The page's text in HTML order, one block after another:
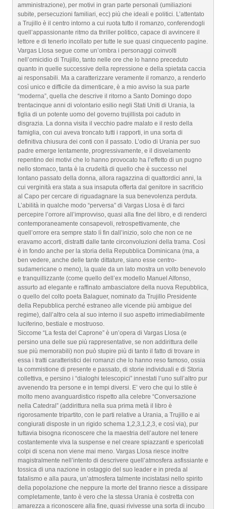
amministrazione), per motivi in gran parte personali (umiliazioni
subite, persecuzioni familiari, ecc) più che ideali e politici. L’attentato
a Trujillo è il centro intorno a cui ruota tutto il romanzo, conferendogli
quell’appassionante ritmo da thriller politico, capace di avvincere il
lettore e di tenerlo incollato per tutte le sue quasi cinquecento pagine.
Vargas Llosa segue come un’ombra i personaggi coinvolti
nell’omicidio di Trujillo, tanto nelle ore che lo hanno preceduto
quanto in quelle successive della repressione e della spietata caccia
ai responsabili. Ma a caratterizzare veramente il romanzo, a renderlo
così unico e difficile da dimenticare, è a mio avviso la sua parte
“moderna”, quella che descrive il ritorno a Santo Domingo dopo
trentacinque anni di volontario esilio negli Stati Uniti di Urania, la
figlia di un potente uomo del governo trujillista poi caduto in
disgrazia. La donna visita il vecchio padre malato e il resto della
famiglia, con cui aveva troncato tutti i rapporti, in una sorta di
definitiva chiusura dei conti con il passato. L’odio di Urania per suo
padre emerge lentamente, progressivamente, e il disvelamento
repentino dei motivi che lo hanno provocato ha l’effetto di un pugno
nello stomaco, tanta è la crudeltà di quello che è successo nel
lontano passato della donna, allora ragazzina di quattordici anni, la
cui verginità era stata a sua insaputa offerta dal genitore in sacrificio
al Capo per cercare di riguadagnare la sua benevolenza perduta.
L’abilità in qualche modo “perversa” di Vargas Llosa è di farci
percepire l’orrore all’improvviso, quasi alla fine del libro, e di renderci
contemporaneamente consapevoli, retrospettivamente, che
quell’orrore era sempre stato lì fin dall’inizio, solo che non ce ne
eravamo accorti, distratti dalle tante circonvoluzioni della trama. Così
è in fondo anche per la storia della Repubblica Dominicana (ma, a
ben vedere, anche delle tante dittature, siano esse centro-
sudamericane o meno), la quale da un lato mostra un volto benevolo
e tranquillizzante (come quello dell’ex modello Manuel Alfonso,
assurto ad elegante e raffinato ambasciatore della nuova Repubblica,
o quello del colto poeta Balaguer, nominato da Trujillo Presidente
della Repubblica perché estraneo alle vicende più ambigue del
regime), dall’altro cela al suo interno il suo aspetto irrimediabilmente
luciferino, bestiale e mostruoso.
Siccome “La festa del Caprone” è un’opera di Vargas Llosa (e
persino una delle sue più rappresentative, se non addirittura delle
sue più memorabili) non può stupire più di tanto il fatto di trovare in
essa i tratti caratteristici dei romanzi che lo hanno reso famoso, ossia
la commistione di presente e passato, di storie individuali e di Storia
collettiva, e persino i “dialoghi telescopici” innestati l’uno sull’altro pur
avvenendo tra persone e in tempi diversi. E’ vero che qui lo stile è
molto meno avanguardistico rispetto alla celebre “Conversazione
nella Catedral” (addirittura nella sua prima metà il libro è
rigorosamente tripartito, con le parti relative a Urania, a Trujillo e ai
congiurati disposte in un rigido schema 1,2,3,1,2,3, e così via), pur
tuttavia bisogna riconoscere che la maestria dell’autore nel tenere
costantemente viva la suspense e nel creare spiazzanti e spericolati
colpi di scena non viene mai meno. Vargas Llosa riesce inoltre
magistralmente nell’intento di descrivere quell’atmosfera asfissiante e
tossica di una nazione in ostaggio del suo leader e in preda al
fatalismo e alla paura, un’atmosfera talmente incistatasi nello spirito
della popolazione che neppure la morte del tiranno riesce a dissipare
completamente, tanto è vero che la stessa Urania è costretta con
amarezza a riconoscere alla fine, quasi rivivesse una sorta di incubo